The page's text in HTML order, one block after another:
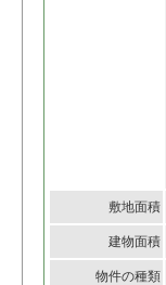
敷地面積
建物面積
物件の種類